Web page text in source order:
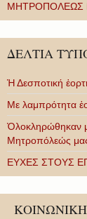
ΜΗΤΡΟΠΟΛΕΩΣ
ΔΕΛΤΙΑ
Ἡ Δεσποτική
Με λαμπρότητα
Ὁλοκληρώθηκαν
Μητροπόλεώς
ΕΥΧΕΣ ΣΤΟΥΣ